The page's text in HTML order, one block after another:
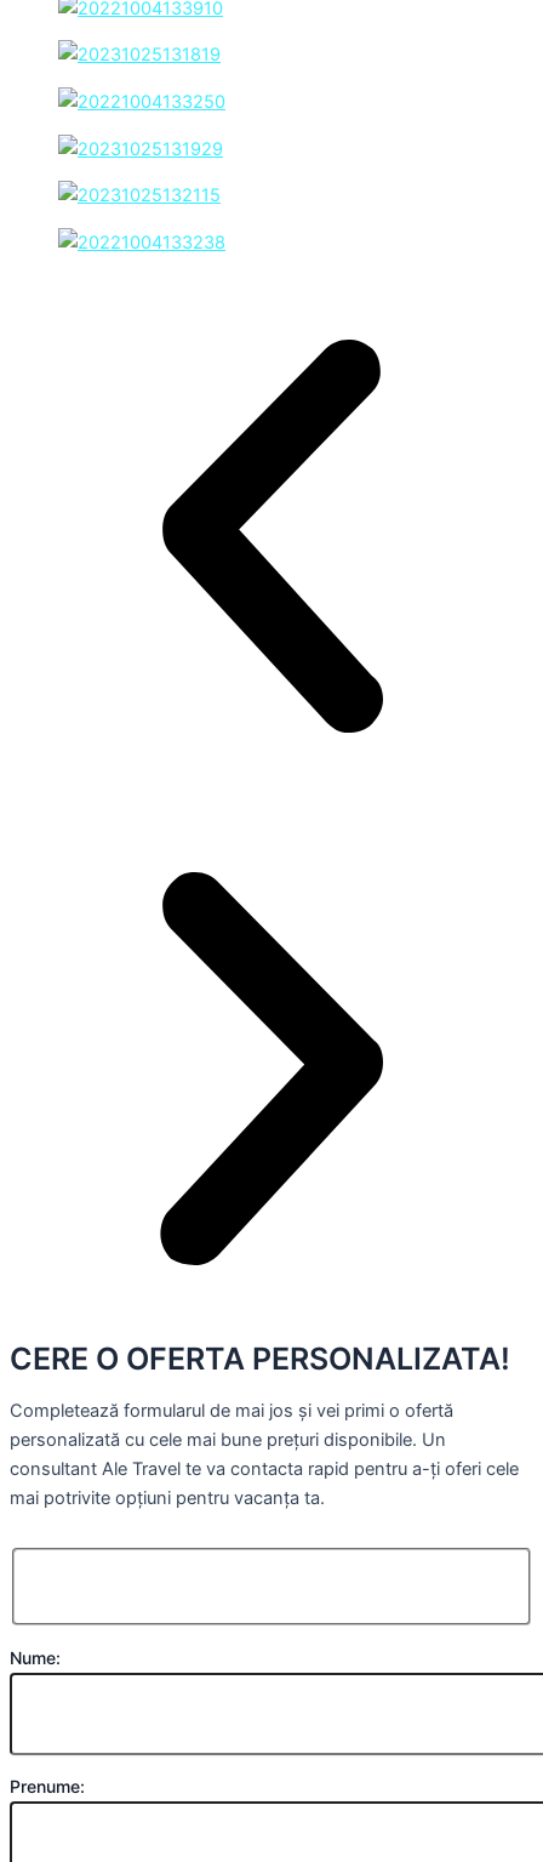
CERE O OFERTA PERSONALIZATA!
Completează formularul de mai jos și vei primi o ofertă
personalizată cu cele mai bune prețuri disponibile. Un
consultant Ale Travel te va contacta rapid pentru a-ți oferi cele
mai potrivite opțiuni pentru vacanța ta.
Nume:
Prenume: